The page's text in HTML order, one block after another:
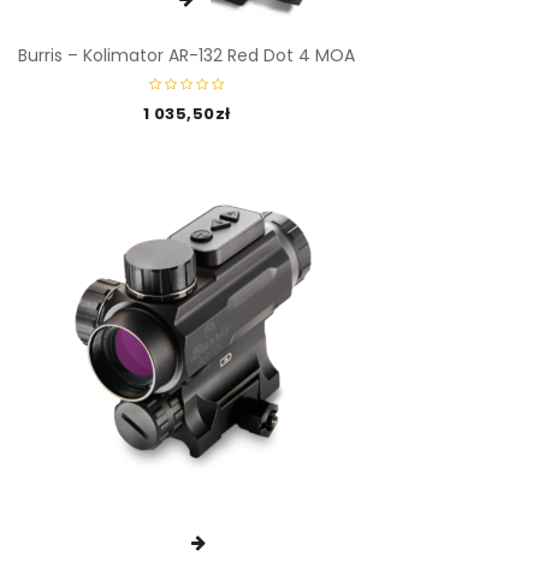
Burris – Kolimator AR-132 Red Dot 4 MOA
1 035,50zł